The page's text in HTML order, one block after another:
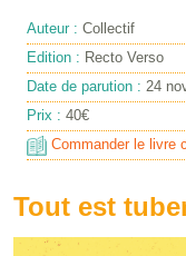
Auteur : Collectif
Edition : Recto Verso
Date de parution : 24
Prix : 40€
Commander le livre
Tout est